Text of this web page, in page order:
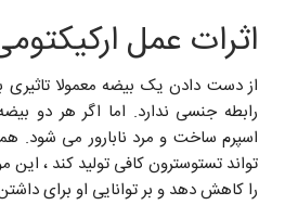
اثرات عمل
از دست دادن یک بیضه معمولا تاثیری
رابطه جنسی ندارد. اما اگر هر دو
اسپرم ساخت و مرد نابارور می شود.
تواند تستوسترون کافی تولید کند ،
را کاهش دهد و بر توانایی او برای